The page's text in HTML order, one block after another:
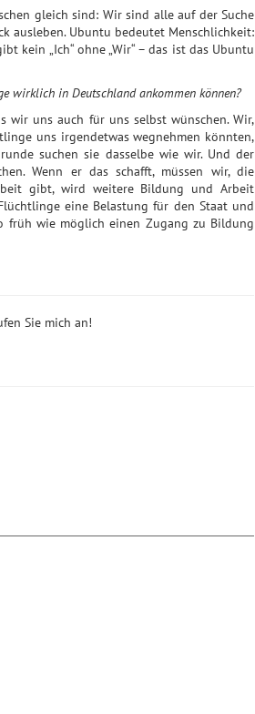
gleich sind: Wir sind alle auf der Suche
ausleben. Ubuntu bedeutet Menschlichkeit:
kein „Ich“ ohne „Wir“ – das ist das Ubuntu
wirklich in Deutschland ankommen können?
wir uns auch für uns selbst wünschen. Wir,
uns irgendetwas wegnehmen könnten,
suchen sie dasselbe wie wir. Und der
Wenn er das schafft, müssen wir, die
gibt, wird weitere Bildung und Arbeit
eine Belastung für den Staat und
früh wie möglich einen Zugang zu Bildung
Sie mich an!